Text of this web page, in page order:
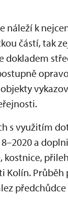
náleží k
částí, tak
dokladem
s využitím
a
Kolín.